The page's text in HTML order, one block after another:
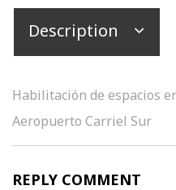
Description
Habilitación de espacios
Aeropuerto Carriel Sur
REPLY COMMENT